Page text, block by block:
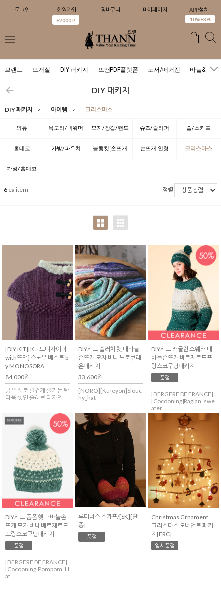
로그인 회원가입
+2000 P
장바구니 마이페이지 APP설치
10%+3%
브랜드 뜨개실 DIY 패키지 뜨앤PDF플랫폼 도서/매거진 바늘&도구
DIY 패키지
DIY 패키지 > 아이템 > 크리스마스
의류 목도리/넥워머 모자/장갑/핸드
워머
슈즈/슬리퍼 숄/스카프
홈데코 가방/파우치 블랭킷(손뜨개 손뜨개 인형 크리스마스
가방/홈데코
6 ea item 정렬
[DIY KIT][K니트디자이너
with뜨앤] 스노우 베스트 b
y MONOSORA
84,000원
굵은 실로 즐겁게 즐기는 탑
다움 셋인 슬리브 디자인
DIY키트 슬러치 햇 대바늘
손뜨개 모자 비니 노로큐레
욘패키지
33,600원
[NORO][Kureyon]Slouc
hy_hat
DIY키트 래글런 스웨터 대
바늘손뜨개 베르제르드프
랑스코쿠닝패키지
품절
[BERGERE DE FRANCE]
[Cocooning]Raglan_swe
ater
DIY키트 폼폼 햇 대바늘손
뜨개 모자 비니 베르제르드
프랑스코쿠닝패키지
품절
[BERGERE DE FRANCE]
[Cocooning]Pompom_H
at
루미너스 스카프/[SK][단
종]
품절
Christmas Ornament_
크리스마스 오너먼트 패키
지[ERC]
일시품절